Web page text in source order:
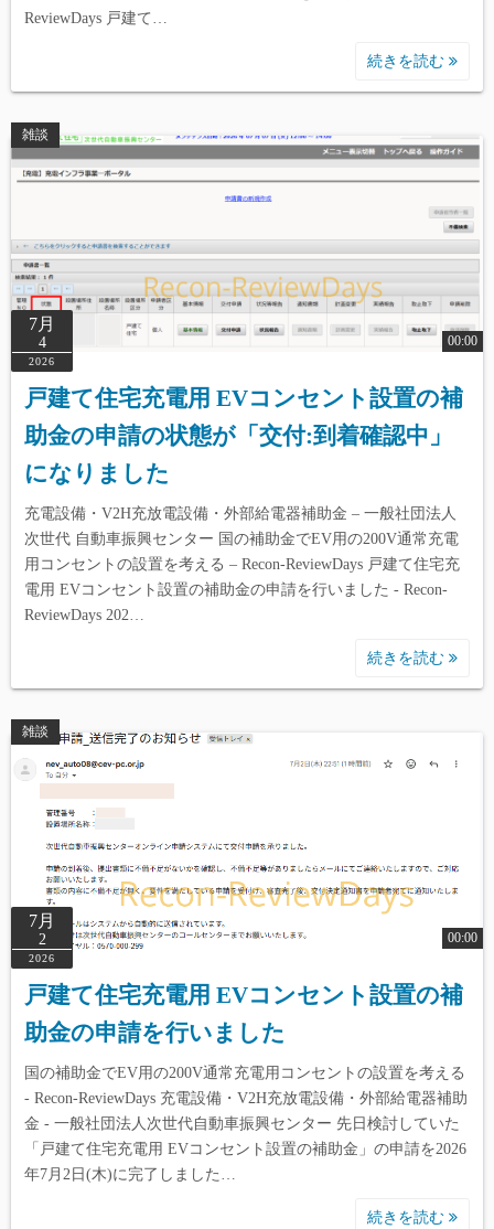
ReviewDays 戸建て…
続きを読む
雑談
7月
4
2026
00:00
戸建て住宅充電用 EVコンセント設置の補
助金の申請の状態が「交付:到着確認中」
になりました
充電設備・V2H充放電設備・外部給電器補助金 – 一般社団法人
次世代 自動車振興センター 国の補助金でEV用の200V通常充電
用コンセントの設置を考える – Recon-ReviewDays 戸建て住宅充
電用 EVコンセント設置の補助金の申請を行いました - Recon-
ReviewDays 202…
続きを読む
雑談
7月
2
2026
00:00
戸建て住宅充電用 EVコンセント設置の補
助金の申請を行いました
国の補助金でEV用の200V通常充電用コンセントの設置を考える
- Recon-ReviewDays 充電設備・V2H充放電設備・外部給電器補助
金 - 一般社団法人次世代自動車振興センター 先日検討していた
「戸建て住宅充電用 EVコンセント設置の補助金」の申請を2026
年7月2日(木)に完了しました…
続きを読む